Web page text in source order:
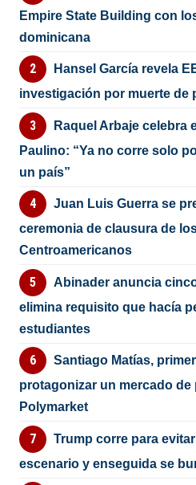
Empire State Building con
dominicana
Hansel García revela
investigación por muerte de
Raquel Arbaje celebra
Paulino: “Ya no corre solo
un país”
Juan Luis Guerra se
ceremonia de clausura de
Centroamericanos
Abinader anuncia
elimina requisito que hacía
estudiantes
Santiago Matías,
protagonizar un mercado de
Polymarket
Trump corre para
escenario y enseguida se